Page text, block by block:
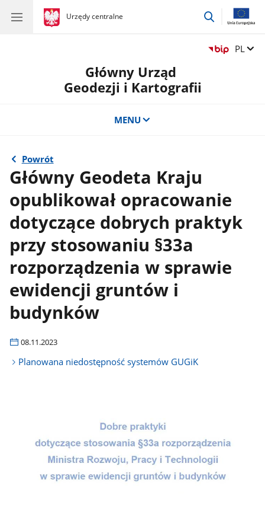
gov.pl
Urzędy centralne
gov.pl
Urzędy
przejdź
Zmień
PL
Główny Urząd
Geodezji i Kartografii
MENU
Powrót
Główny Geodeta Kraju
opublikował opracowanie
dotyczące dobrych praktyk
przy stosowaniu §33a
rozporządzenia w sprawie
ewidencji gruntów i
budynków
08.11.2023
Planowana niedostępność systemów GUGiK